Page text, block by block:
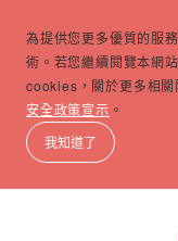
為提供您更多優質的服
術。若您繼續閱覽本網
cookies，關於更多相關
安全政策宣示 。
我知道了